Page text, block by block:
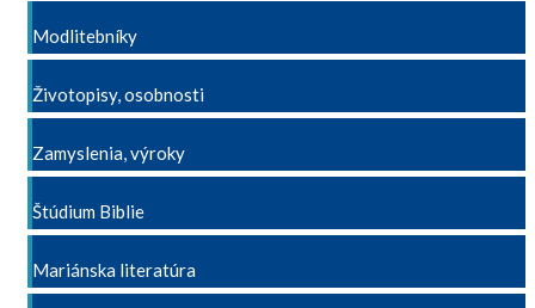
Modlitebníky
Životopisy, osobnosti
Zamyslenia, výroky
Štúdium Biblie
Mariánska literatúra